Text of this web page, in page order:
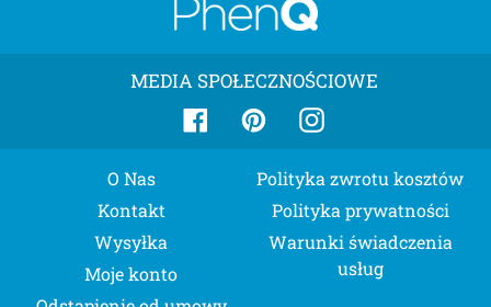
O Nas
Kontakt
Wysyłka
Moje konto
Polityka zwrotu kosztów
Polityka prywatności
Warunki świadczenia
usług
MEDIA SPOŁECZNOŚCIOWE
FacebookPinterestInstagram